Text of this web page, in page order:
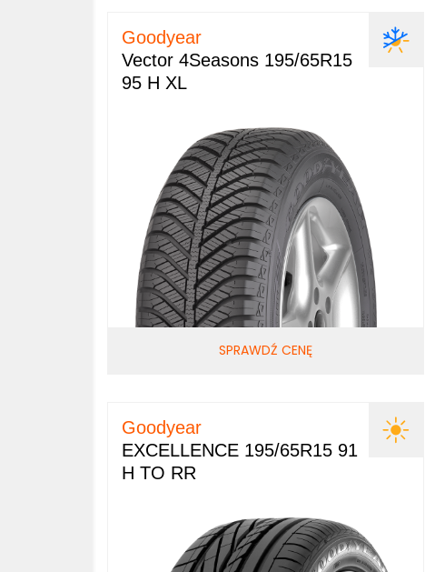
Goodyear
Vector 4Seasons 195/65R15
95 H XL
SPRAWDŹ CENĘ
Goodyear
EXCELLENCE 195/65R15 91
H TO RR